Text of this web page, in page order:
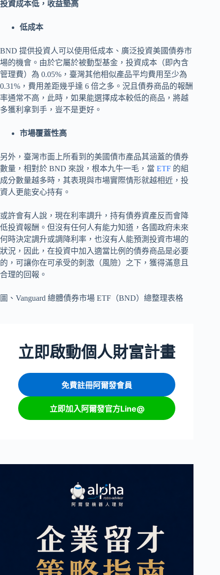
投資成本低，收益墊高
低成本
BND 提供投資人可以使用低成本、廣泛投資美國債券市
場的機會。由於它屬於被動型基金，投資成本（即內含
管理費）為 0.05%，臺灣其他相似產品平均費用至少為
0.31%，費用差距幾乎達 6 倍之多。況且債券商品的報酬
率通常不高，此時，如果能選擇成本較低的商品，將越
多獲利拿到手，豈不是更好。
市場覆蓋性高
另外，臺灣市面上所看到的美國債市產品其涵蓋的債券
數量，相對於 BND 來說，根本九牛一毛，當 ETF 的組
成分數量越多時，其表現與市場實際情形就越相近，投
資人更能安心持有。
或許會有人說，現在利率調升，持有債券資產反而會降
低投資報酬。但沒有任何人有能力知道，各國政府未來
何時決定調升或調降利率，也沒有人能預測投資市場的
狀況，因此，在投資中加入適當比例的債券商品是必要
的，可讓你在可承受的刺激（風險）之下，獲得滿意且
合理的回報。
圖、Vanguard 總體債券市場 ETF（BND）總整理表格
立即啟動個人財富計畫
免費註冊阿爾發會員
立即加入阿爾發官方Line@